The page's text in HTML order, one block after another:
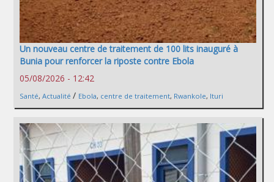
Un nouveau centre de traitement de 100 lits inauguré à
Bunia pour renforcer la riposte contre Ebola
05/08/2026 - 12:42
Santé, Actualité / Ebola, centre de traitement, Rwankole, Ituri